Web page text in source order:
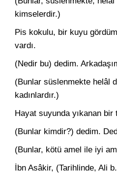
kimselerdir.)
Pis kokulu, bir kuyu
vardı.
(Nedir bu) dedim.
(Bunlar süslenmekte helâl
kadınlardır.)
Hayat suyunda yıkanan bir
(Bunlar kimdir?) dedim.
(Bunlar, kötü amel ile iyi
İbn Asâkir, (Tarihlinde, Ali